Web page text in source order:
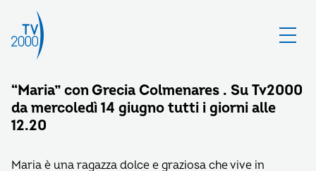
“Maria” con Grecia Colmenares . Su Tv2000
da mercoledì 14 giugno tutti i giorni alle
12.20
Maria è una ragazza dolce e graziosa che vive in